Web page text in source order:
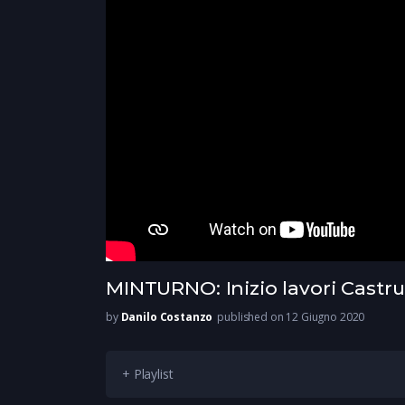
MINTURNO: Inizio lavori
by Danilo Costanzo published on 12 Giugno 2020
+ Playlist